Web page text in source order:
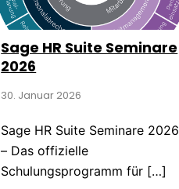
Sage HR Suite Seminare
2026
30. Januar 2026
Sage HR Suite Seminare 2026
– Das offizielle
Schulungsprogramm für […]